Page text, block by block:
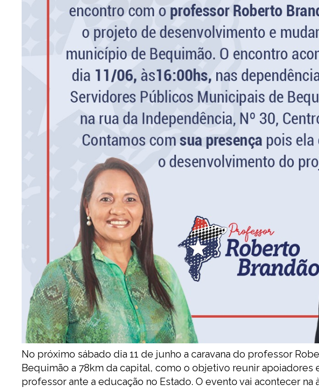
No próximo sábado dia 11 de junho a caravana do professor
Bequimão a 78km da capital, como o objetivo reunir apoiadores
professor ante a educação no Estado. O evento vai acontecer na